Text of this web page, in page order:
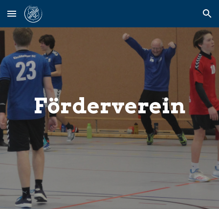
Skip to main content Skip to navigation
Förderverein